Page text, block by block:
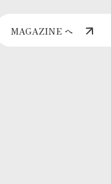
MAGAZINE へ